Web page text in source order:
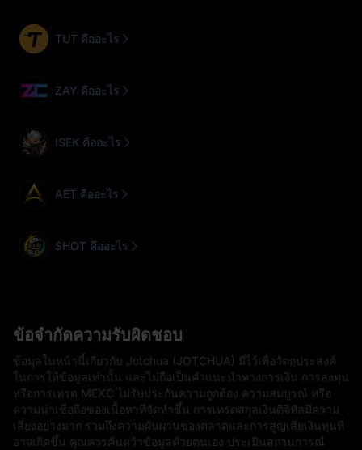
TUT คืออะไร
ZAY คืออะไร
ISEK คืออะไร
AET คืออะไร
SHOT คืออะไร
ข้อจำกัดความรับผิดชอบ
ข้อมูลในหน้านี้เกี่ยวกับ Jotchua (JOTCHUA) มีไว้เพื่อวัตถุประสงค์
ในการให้ข้อมูลเท่านั้น และไม่ถือเป็นคำแนะนำทางการเงิน การลงทุน
หรือการเทรด MEXC ไม่รับประกันความถูกต้อง ความสมบูรณ์ หรือ
ความน่าเชื่อถือของเนื้อหาที่จัดทำขึ้น การเทรดสกุลเงินดิจิทัลมีความ
เสี่ยงอย่างมาก รวมถึงความผันผวนของตลาดและการสูญเสียเงินทุนที่
อาจเกิดขึ้น คุณควรค้นคว้าข้อมูลด้วยตนเอง ประเมินสถานการณ์